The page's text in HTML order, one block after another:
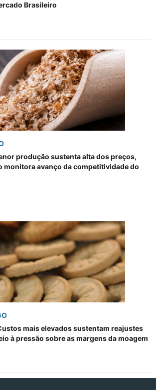
Brasileiro
produção sustenta alta dos preços,
monitora avanço da competitividade do
mais elevados sustentam reajustes
à pressão sobre as margens da moagem